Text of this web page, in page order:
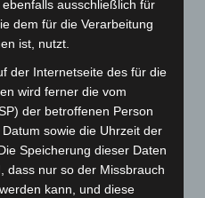
Ziffern der einschlägigen
Beschäftigten und
eine qualifizierte Maske zu
oder gleichwertige
bisherige Ausnahme von
die Beschäftigten und die
Personen bei
ausschließlich für
dem für die Verarbeitung
ist, nutzt.
der Internetseite des für die
wird ferner die vom
der betroffenen Person
sowie die Uhrzeit der
Speicherung dieser Daten
dass nur so der Missbrauch
kann, und diese